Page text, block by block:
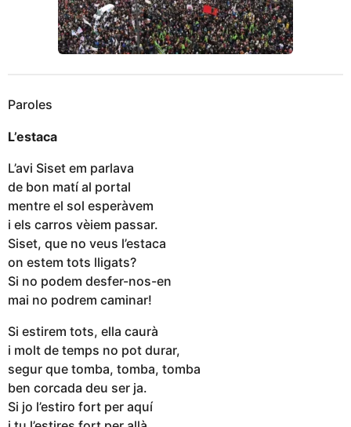
Paroles
L’estaca
L’avi Siset em parlava
de bon matí al portal
mentre el sol esperàvem
i els carros vèiem passar.
Siset, que no veus l’estaca
on estem tots lligats?
Si no podem desfer-nos-en
mai no podrem caminar!
Si estirem tots, ella caurà
i molt de temps no pot durar,
segur que tomba, tomba, tomba
ben corcada deu ser ja.
Si jo l’estiro fort per aquí